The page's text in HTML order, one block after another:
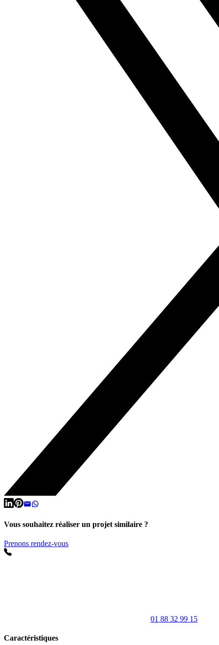
Vous souhaitez réaliser un projet similaire ?
Prenons rendez-vous
01 88 32 99 15
Caractéristiques